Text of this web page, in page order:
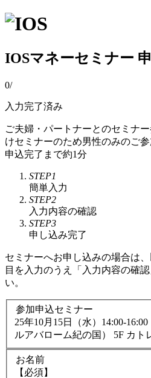
IOSマネーセミナー
0/
入力完了済み
ご夫婦・パートナーとのセミナ
けセミナーのため男性のみのご
申込完了まで約1分
STEP1
簡単入力
STEP2
入力内容の確認
STEP3
申し込み完了
セミナーへお申し込みの場合は
目を入力のうえ「入力内容の確
い。
参加申込セミナー
25年10月15日（水）14:00-
ルアバローム紀の国） 5F カト
お名前
【必須】